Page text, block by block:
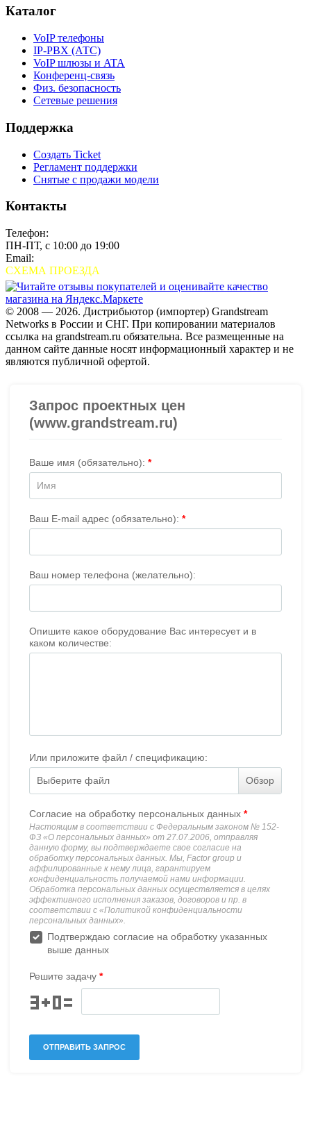
Каталог
VoIP телефоны
IP-PBX (АТС)
VoIP шлюзы и ATA
Конференц-связь
Физ. безопасность
Сетевые решения
Поддержка
Создать Ticket
Регламент поддержки
Снятые с продажи модели
Контакты
Телефон:
ПН-ПТ, с 10:00 до 19:00
Email:
СХЕМА ПРОЕЗДА
© 2008 — 2026. Дистрибьютор (импортер) Grandstream
Networks в России и СНГ. При копировании материалов
ссылка на grandstream.ru обязательна. Все размещенные на
данном сайте данные носят информационный характер и не
являются публичной офертой.